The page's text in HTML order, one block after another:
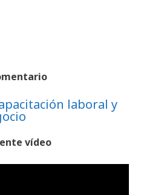
laboral y
vídeo